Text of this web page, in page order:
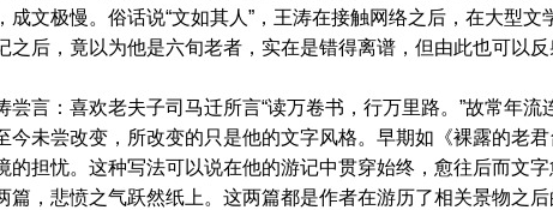
成文极慢。俗话说“文如其人”，王涛在接触网络之后，在大型
之后，竟以为他是六旬老者，实在是错得离谱，但由此也可以
言：喜欢老夫子司马迁所言“读万卷书，行万里路。”故常年
今未尝改变，所改变的只是他的文字风格。早期如《裸露的老
的担忧。这种写法可以说在他的游记中贯穿始终，愈往后而文
篇，悲愤之气跃然纸上。这两篇都是作者在游历了相关景物之